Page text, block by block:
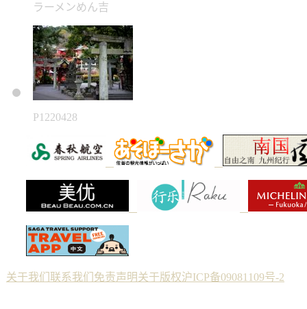
ラーメンめん吉
P1220428
关于我们 联系我们 免责声明关于版权沪ICP备09081109号-2